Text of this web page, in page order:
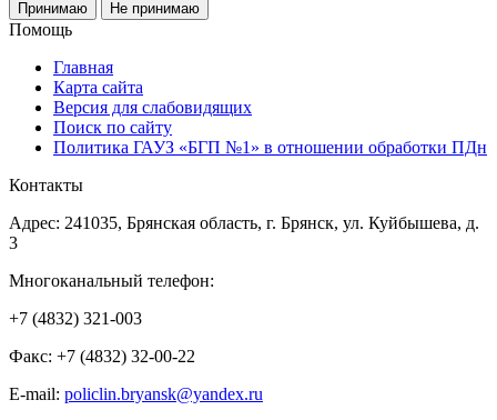
Принимаю Не принимаю
Помощь
Главная
Карта сайта
Версия для слабовидящих
Поиск по сайту
Политика ГАУЗ «БГП №1» в отношении обработки ПДн
Контакты
Адрес: 241035, Брянская область, г. Брянск, ул. Куйбышева, д.
3
Многоканальный телефон:
+7 (4832) 321-003
Факс: +7 (4832) 32-00-22
E-mail: policlin.bryansk@yandex.ru